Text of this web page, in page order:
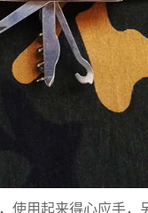
使用起来得心应手，